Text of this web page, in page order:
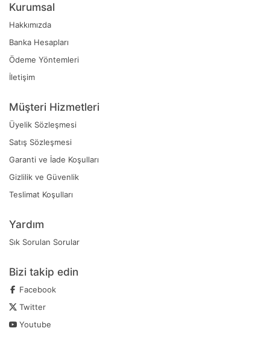
Kurumsal
Hakkımızda
Banka Hesapları
Ödeme Yöntemleri
İletişim
Müşteri Hizmetleri
Üyelik Sözleşmesi
Satış Sözleşmesi
Garanti ve İade Koşulları
Gizlilik ve Güvenlik
Teslimat Koşulları
Yardım
Sık Sorulan Sorular
Bizi takip edin
Facebook
Twitter
Youtube